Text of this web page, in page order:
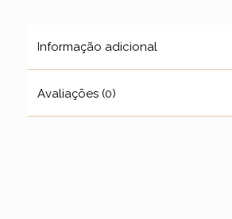
Informação adicional
Avaliações (0)